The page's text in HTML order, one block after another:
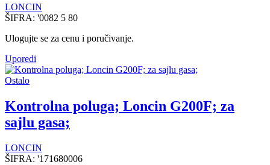
LONCIN
ŠIFRA: '0082 5 80
Ulogujte se za cenu i poručivanje.
Uporedi
Ostalo
Kontrolna poluga; Loncin G200F; za
sajlu gasa;
LONCIN
ŠIFRA: '171680006